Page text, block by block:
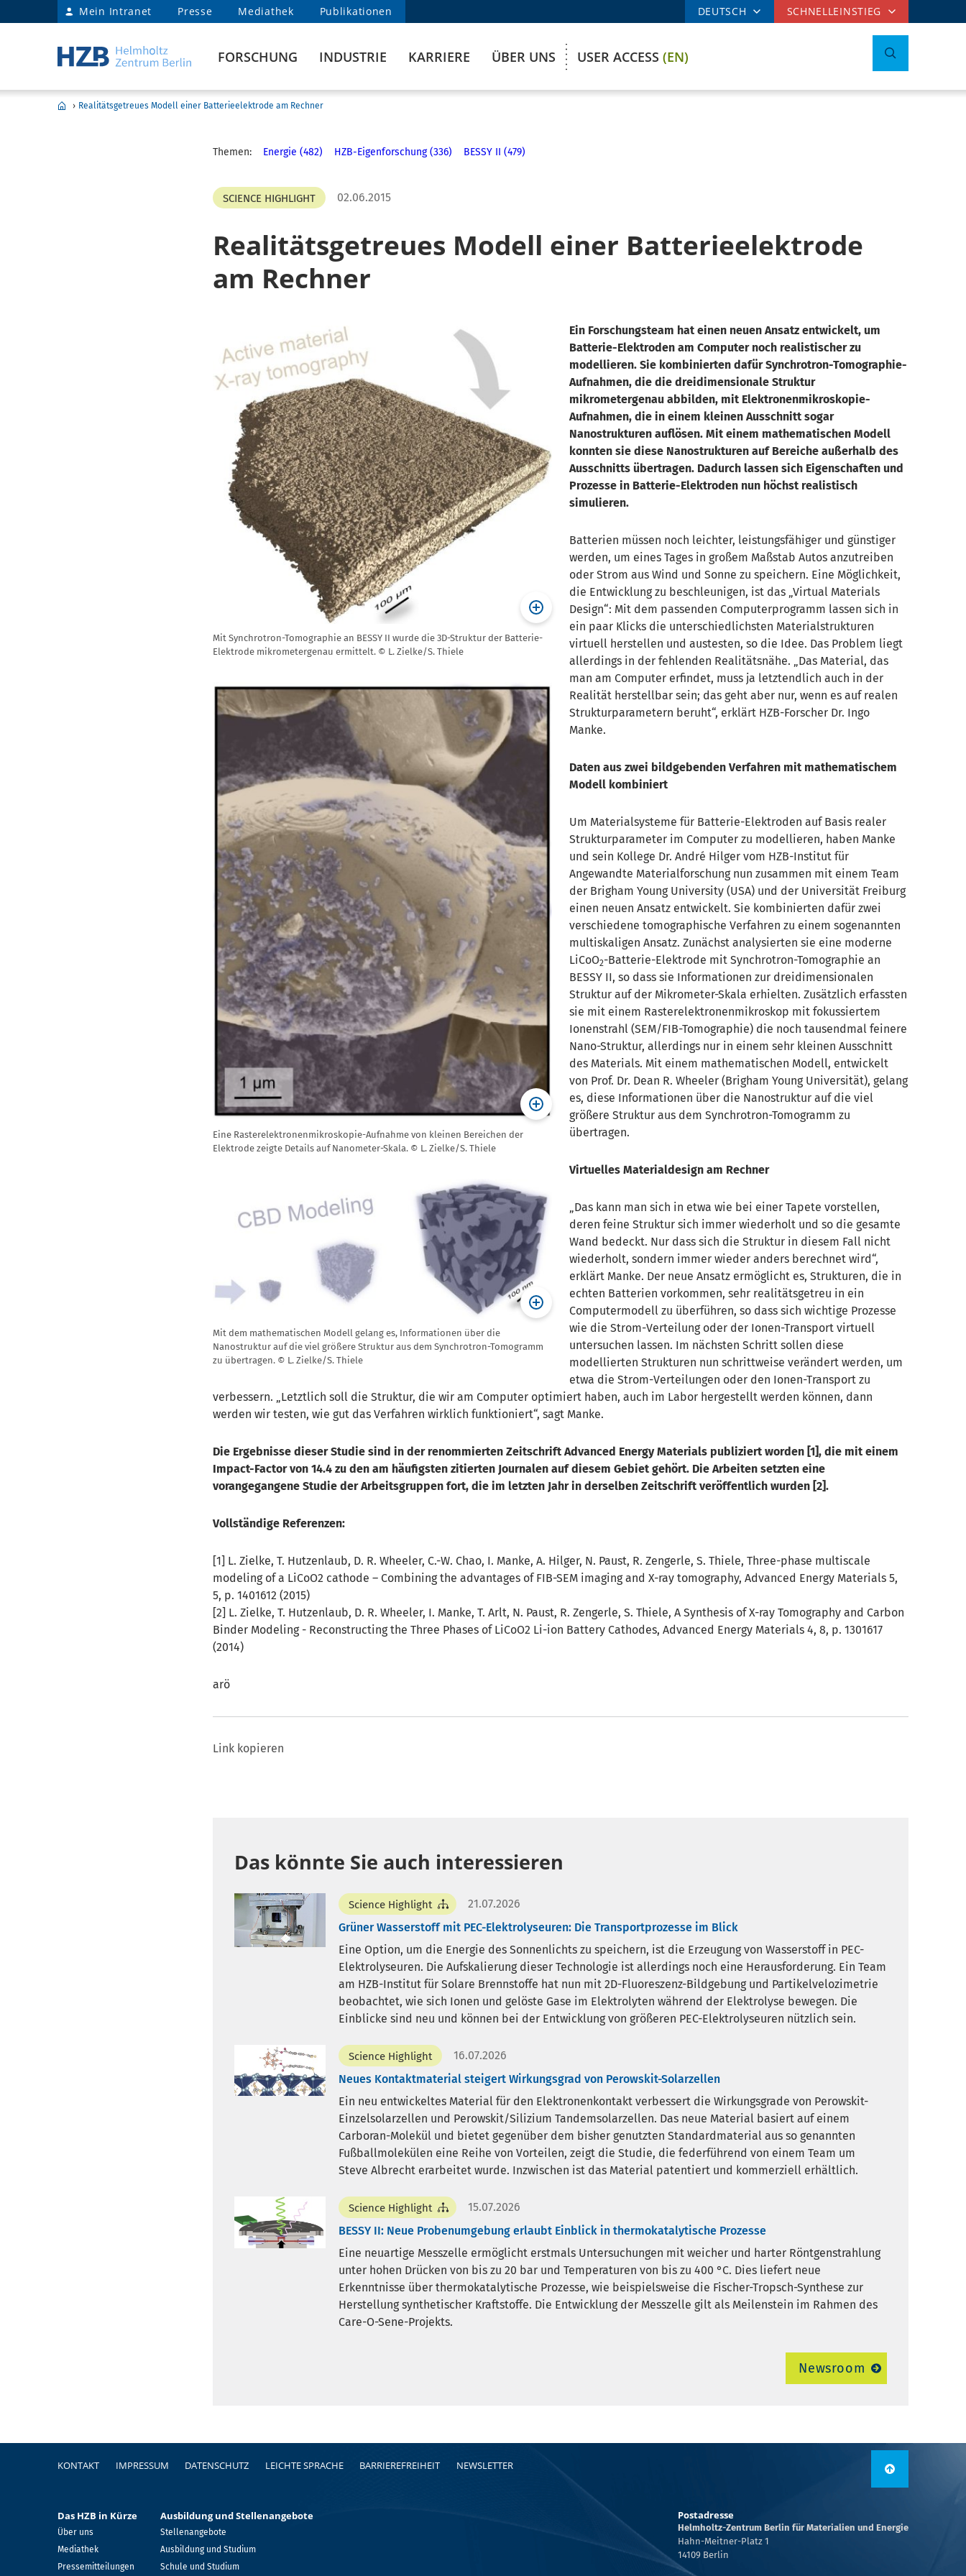
Mein Intranet Presse Mediathek Publikationen DEUTSCH SCHNELLEINSTIEG
FORSCHUNG INDUSTRIE KARRIERE ÜBER UNS USER ACCESS (EN)
› Realitätsgetreues Modell einer Batterieelektrode am Rechner
Themen: Energie (482) HZB-Eigenforschung (336) BESSY II (479)
SCIENCE HIGHLIGHT 02.06.2015
Realitätsgetreues Modell einer Batterieelektrode
am Rechner
Mit Synchrotron-Tomographie an BESSY II wurde die 3D-Struktur der Batterie-
Elektrode mikrometergenau ermittelt. © L. Zielke/S. Thiele
Eine Rasterelektronenmikroskopie-Aufnahme von kleinen Bereichen der
Elektrode zeigte Details auf Nanometer-Skala. © L. Zielke/S. Thiele
Mit dem mathematischen Modell gelang es, Informationen über die
Nanostruktur auf die viel größere Struktur aus dem Synchrotron-Tomogramm
zu übertragen. © L. Zielke/S. Thiele
Ein Forschungsteam hat einen neuen Ansatz entwickelt, um
Batterie-Elektroden am Computer noch realistischer zu
modellieren. Sie kombinierten dafür Synchrotron-Tomographie-
Aufnahmen, die die dreidimensionale Struktur
mikrometergenau abbilden, mit Elektronenmikroskopie-
Aufnahmen, die in einem kleinen Ausschnitt sogar
Nanostrukturen auflösen. Mit einem mathematischen Modell
konnten sie diese Nanostrukturen auf Bereiche außerhalb des
Ausschnitts übertragen. Dadurch lassen sich Eigenschaften und
Prozesse in Batterie-Elektroden nun höchst realistisch
simulieren.
Batterien müssen noch leichter, leistungsfähiger und günstiger
werden, um eines Tages in großem Maßstab Autos anzutreiben
oder Strom aus Wind und Sonne zu speichern. Eine Möglichkeit,
die Entwicklung zu beschleunigen, ist das „Virtual Materials
Design“: Mit dem passenden Computerprogramm lassen sich in
ein paar Klicks die unterschiedlichsten Materialstrukturen
virtuell herstellen und austesten, so die Idee. Das Problem liegt
allerdings in der fehlenden Realitätsnähe. „Das Material, das
man am Computer erfindet, muss ja letztendlich auch in der
Realität herstellbar sein; das geht aber nur, wenn es auf realen
Strukturparametern beruht“, erklärt HZB-Forscher Dr. Ingo
Manke.
Daten aus zwei bildgebenden Verfahren mit mathematischem
Modell kombiniert
Um Materialsysteme für Batterie-Elektroden auf Basis realer
Strukturparameter im Computer zu modellieren, haben Manke
und sein Kollege Dr. André Hilger vom HZB-Institut für
Angewandte Materialforschung nun zusammen mit einem Team
der Brigham Young University (USA) und der Universität Freiburg
einen neuen Ansatz entwickelt. Sie kombinierten dafür zwei
verschiedene tomographische Verfahren zu einem sogenannten
multiskaligen Ansatz. Zunächst analysierten sie eine moderne
LiCoO2-Batterie-Elektrode mit Synchrotron-Tomographie an
BESSY II, so dass sie Informationen zur dreidimensionalen
Struktur auf der Mikrometer-Skala erhielten. Zusätzlich erfassten
sie mit einem Rasterelektronenmikroskop mit fokussiertem
Ionenstrahl (SEM/FIB-Tomographie) die noch tausendmal feinere
Nano-Struktur, allerdings nur in einem sehr kleinen Ausschnitt
des Materials. Mit einem mathematischen Modell, entwickelt
von Prof. Dr. Dean R. Wheeler (Brigham Young Universität), gelang
es, diese Informationen über die Nanostruktur auf die viel
größere Struktur aus dem Synchrotron-Tomogramm zu
übertragen.
Virtuelles Materialdesign am Rechner
Das kann man sich in etwa wie bei einer Tapete vorstellen,
deren feine Struktur sich immer wiederholt und so die gesamte
Wand bedeckt. Nur dass sich die Struktur in diesem Fall nicht
wiederholt, sondern immer wieder anders berechnet wird“,
erklärt Manke. Der neue Ansatz ermöglicht es, Strukturen, die in
echten Batterien vorkommen, sehr realitätsgetreu in ein
Computermodell zu überführen, so dass sich wichtige Prozesse
wie die Strom-Verteilung oder der Ionen-Transport virtuell
untersuchen lassen. Im nächsten Schritt sollen diese
modellierten Strukturen nun schrittweise verändert werden, um
etwa die Strom-Verteilungen oder den Ionen-Transport zu
verbessern. „Letztlich soll die Struktur, die wir am Computer optimiert haben, auch im Labor hergestellt werden können, dann
werden wir testen, wie gut das Verfahren wirklich funktioniert“, sagt Manke.
Die Ergebnisse dieser Studie sind in der renommierten Zeitschrift Advanced Energy Materials publiziert worden [1], die mit einem
Impact-Factor von 14.4 zu den am häufigsten zitierten Journalen auf diesem Gebiet gehört. Die Arbeiten setzten eine
vorangegangene Studie der Arbeitsgruppen fort, die im letzten Jahr in derselben Zeitschrift veröffentlich wurden [2].
Vollständige Referenzen:
[1] L. Zielke, T. Hutzenlaub, D. R. Wheeler, C.-W. Chao, I. Manke, A. Hilger, N. Paust, R. Zengerle, S. Thiele, Three-phase multiscale
modeling of a LiCoO2 cathode – Combining the advantages of FIB-SEM imaging and X-ray tomography, Advanced Energy Materials 5,
5, p. 1401612 (2015)
[2] L. Zielke, T. Hutzenlaub, D. R. Wheeler, I. Manke, T. Arlt, N. Paust, R. Zengerle, S. Thiele, A Synthesis of X-ray Tomography and Carbon
Binder Modeling - Reconstructing the Three Phases of LiCoO2 Li-ion Battery Cathodes, Advanced Energy Materials 4, 8, p. 1301617
(2014)
arö
Link kopieren
Das könnte Sie auch interessieren
Science Highlight
21.07.2026
Grüner Wasserstoff mit PEC-Elektrolyseuren: Die Transportprozesse im Blick
Eine Option, um die Energie des Sonnenlichts zu speichern, ist die Erzeugung von Wasserstoff in PEC-
Elektrolyseuren. Die Aufskalierung dieser Technologie ist allerdings noch eine Herausforderung. Ein Team
am HZB-Institut für Solare Brennstoffe hat nun mit 2D-Fluoreszenz-Bildgebung und Partikelvelozimetrie
beobachtet, wie sich Ionen und gelöste Gase im Elektrolyten während der Elektrolyse bewegen. Die
Einblicke sind neu und können bei der Entwicklung von größeren PEC-Elektrolyseuren nützlich sein.
Science Highlight
16.07.2026
Neues Kontaktmaterial steigert Wirkungsgrad von Perowskit-Solarzellen
Ein neu entwickeltes Material für den Elektronenkontakt verbessert die Wirkungsgrade von Perowskit-
Einzelsolarzellen und Perowskit/Silizium Tandemsolarzellen. Das neue Material basiert auf einem
Carboran-Molekül und bietet gegenüber dem bisher genutzten Standardmaterial aus so genannten
Fußballmolekülen eine Reihe von Vorteilen, zeigt die Studie, die federführend von einem Team um
Steve Albrecht erarbeitet wurde. Inzwischen ist das Material patentiert und kommerziell erhältlich.
Science Highlight
15.07.2026
BESSY II: Neue Probenumgebung erlaubt Einblick in thermokatalytische Prozesse
Eine neuartige Messzelle ermöglicht erstmals Untersuchungen mit weicher und harter Röntgenstrahlung
unter hohen Drücken von bis zu 20 bar und Temperaturen von bis zu 400 °C. Dies liefert neue
Erkenntnisse über thermokatalytische Prozesse, wie beispielsweise die Fischer-Tropsch-Synthese zur
Herstellung synthetischer Kraftstoffe. Die Entwicklung der Messzelle gilt als Meilenstein im Rahmen des
Care-O-Sene-Projekts.
Newsroom
Fußzeile
KONTAKT IMPRESSUM DATENSCHUTZ LEICHTE SPRACHE BARRIEREFREIHEIT NEWSLETTER
Das HZB in Kürze
Über uns
Mediathek
Pressemitteilungen
Ausbildung und Stellenangebote
Stellenangebote
Ausbildung und Studium
Schule und Studium
Postadresse
Helmholtz-Zentrum Berlin für Materialien und Energie
Hahn-Meitner-Platz 1
14109 Berlin